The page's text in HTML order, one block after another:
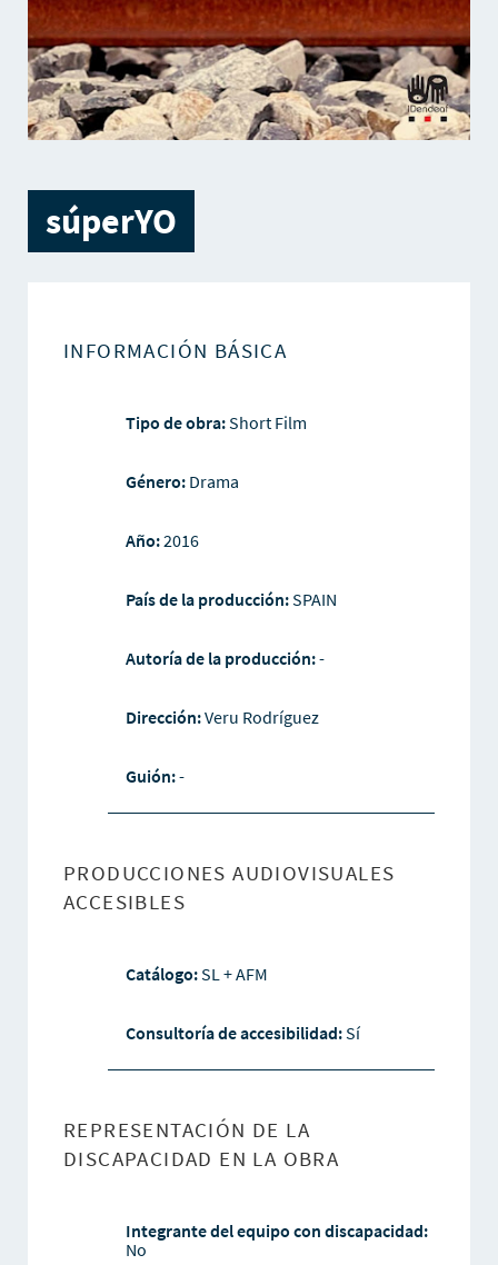
súperYO
INFORMACIÓN BÁSICA
Tipo de obra:Short Film
Género:Drama
Año:2016
País de la producción:SPAIN
Autoría de la producción:-
Dirección:Veru Rodríguez
Guión:-
PRODUCCIONES AUDIOVISUALES
ACCESIBLES
Catálogo:SL + AFM
Consultoría de accesibilidad:Sí
REPRESENTACIÓN DE LA
DISCAPACIDAD EN LA OBRA
Integrante del equipo con discapacidad:
No